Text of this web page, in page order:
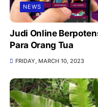
NEWS
Judi Online
Para Orang Tua
FRIDAY, MARCH 10, 2023